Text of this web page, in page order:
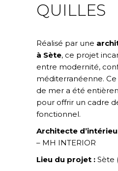
QUILLES
Réalisé par une
à Sète, ce projet
entre modernité,
méditerranéenne.
de mer a été
pour offrir un cadre
fonctionnel.
Architecte
– MH INTERIOR
Lieu du projet : Sète